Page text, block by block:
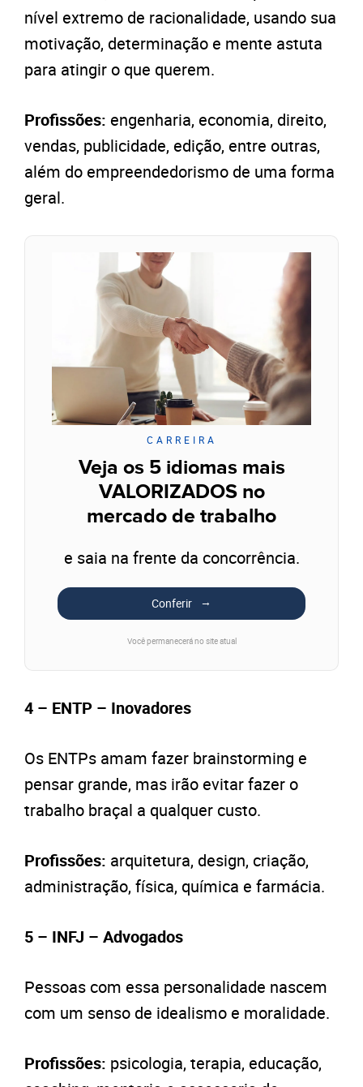
nível extremo de racionalidade, usando sua
motivação, determinação e mente astuta
para atingir o que querem.
Profissões: engenharia, economia, direito,
vendas, publicidade, edição, entre outras,
além do empreendedorismo de uma forma
geral.
CARREIRA
Veja os 5 idiomas mais
VALORIZADOS no
mercado de trabalho
e saia na frente da concorrência.
Conferir
Você permanecerá no site atual
4 – ENTP – Inovadores
Os ENTPs amam fazer brainstorming e
pensar grande, mas irão evitar fazer o
trabalho braçal a qualquer custo.
Profissões: arquitetura, design, criação,
administração, física, química e farmácia.
5 – INFJ – Advogados
Pessoas com essa personalidade nascem
com um senso de idealismo e moralidade.
Profissões: psicologia, terapia, educação,